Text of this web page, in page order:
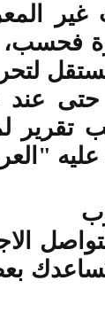
غير
عند
تقرير